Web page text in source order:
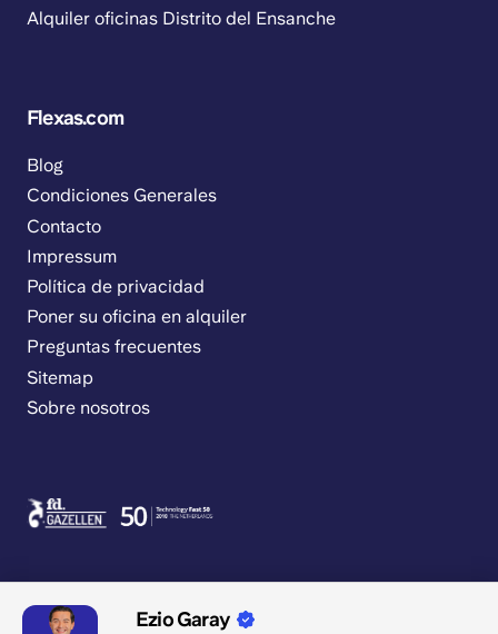
Ezio Garay
Alquiler oficinas Distrito del Ensanche
Flexas.com
Blog
Condiciones Generales
Contacto
Impressum
Política de privacidad
Poner su oficina en alquiler
Preguntas frecuentes
Sitemap
Sobre nosotros